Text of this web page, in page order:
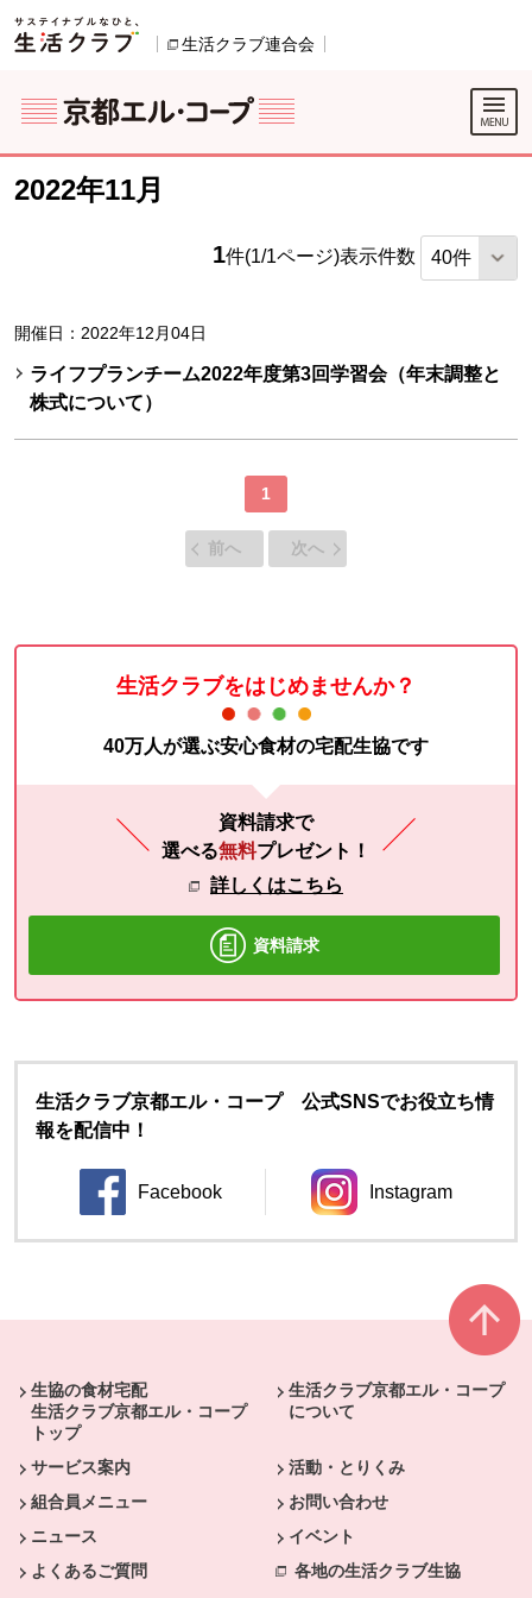
ページの先頭です。
別のウィンドウで開きます。
生活クラブ連合会
ここからサイト内共通メニューです。
サイト内共通メニューをスキップする
サイト内共通メニューここまで。
2022年11月
1件(1/1ページ)表示件数
開催日：2022年12月04日
ライフプランチーム2022年度第3回学習会（年末調整と
株式について）
1
前へ 次へ
生活クラブをはじめませんか？
40万人が選ぶ安心食材の宅配生協です
資料請求で
選べる無料プレゼント！
詳しくはこちら
資料請求
生活クラブ京都エル・コープ 公式SNSでお役立ち情
報を配信中！
Facebook
別のウィンドウで開きます。
Instagram
別のウィンドウ
生協の食材宅配
生活クラブ京都エル・コープ
トップ
生活クラブ京都エル・コープ
について
サービス案内
活動・とりくみ
組合員メニュー
お問い合わせ
ニュース
イベント
よくあるご質問
各地の生活クラブ生協